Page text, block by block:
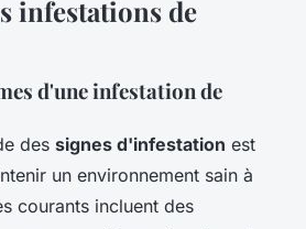
infestations de
d'une infestation de
des signes d'infestation est
un environnement sain à
courants incluent des